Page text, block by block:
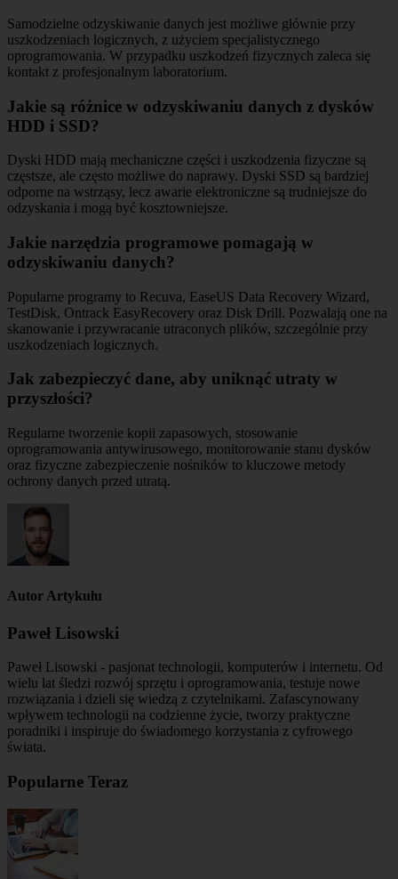
Samodzielne odzyskiwanie danych jest możliwe głównie przy
uszkodzeniach logicznych, z użyciem specjalistycznego
oprogramowania. W przypadku uszkodzeń fizycznych zaleca się
kontakt z profesjonalnym laboratorium.
Jakie są różnice w odzyskiwaniu danych z dysków
HDD i SSD?
Dyski HDD mają mechaniczne części i uszkodzenia fizyczne są
częstsze, ale często możliwe do naprawy. Dyski SSD są bardziej
odporne na wstrząsy, lecz awarie elektroniczne są trudniejsze do
odzyskania i mogą być kosztowniejsze.
Jakie narzędzia programowe pomagają w
odzyskiwaniu danych?
Popularne programy to Recuva, EaseUS Data Recovery Wizard,
TestDisk, Ontrack EasyRecovery oraz Disk Drill. Pozwalają one na
skanowanie i przywracanie utraconych plików, szczególnie przy
uszkodzeniach logicznych.
Jak zabezpieczyć dane, aby uniknąć utraty w
przyszłości?
Regularne tworzenie kopii zapasowych, stosowanie
oprogramowania antywirusowego, monitorowanie stanu dysków
oraz fizyczne zabezpieczenie nośników to kluczowe metody
ochrony danych przed utratą.
Autor Artykułu
Paweł Lisowski
Paweł Lisowski - pasjonat technologii, komputerów i internetu. Od
wielu lat śledzi rozwój sprzętu i oprogramowania, testuje nowe
rozwiązania i dzieli się wiedzą z czytelnikami. Zafascynowany
wpływem technologii na codzienne życie, tworzy praktyczne
poradniki i inspiruje do świadomego korzystania z cyfrowego
świata.
Popularne Teraz